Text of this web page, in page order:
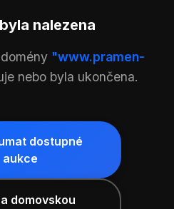
nalezena
"www.pramen-
nebo byla ukončena.
dostupné
aukce
domovskou